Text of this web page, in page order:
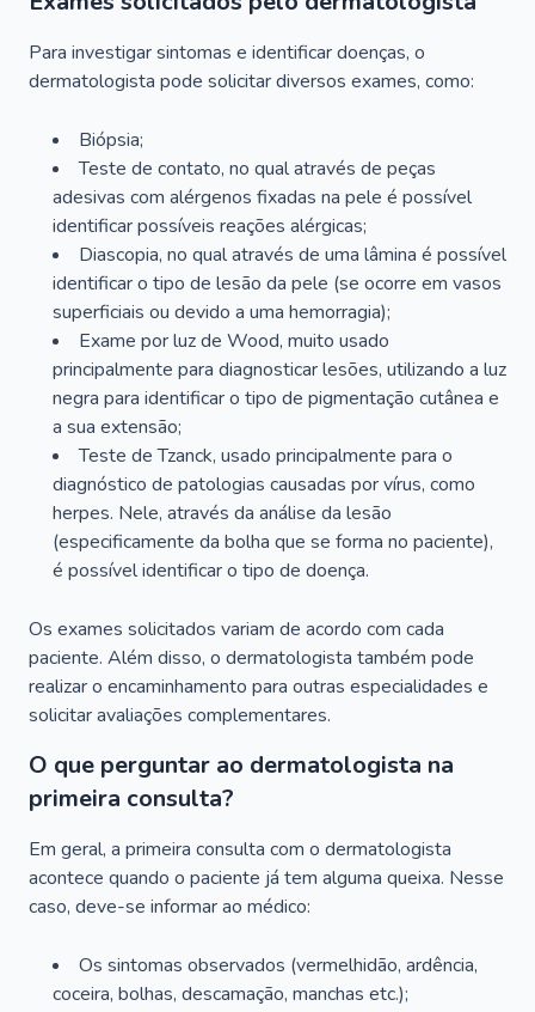
Para investigar sintomas e identificar doenças, o
dermatologista pode solicitar diversos exames, como:
Biópsia;
Teste de contato, no qual através de peças
adesivas com alérgenos fixadas na pele é possível
identificar possíveis reações alérgicas;
Diascopia, no qual através de uma lâmina é possível
identificar o tipo de lesão da pele (se ocorre em vasos
superficiais ou devido a uma hemorragia);
Exame por luz de Wood, muito usado
principalmente para diagnosticar lesões, utilizando a luz
negra para identificar o tipo de pigmentação cutânea e
a sua extensão;
Teste de Tzanck, usado principalmente para o
diagnóstico de patologias causadas por vírus, como
herpes. Nele, através da análise da lesão
(especificamente da bolha que se forma no paciente),
é possível identificar o tipo de doença.
Os exames solicitados variam de acordo com cada
paciente. Além disso, o dermatologista também pode
realizar o encaminhamento para outras especialidades e
solicitar avaliações complementares.
O que perguntar ao dermatologista na
primeira consulta?
Em geral, a primeira consulta com o dermatologista
acontece quando o paciente já tem alguma queixa. Nesse
caso, deve-se informar ao médico:
Os sintomas observados (vermelhidão, ardência,
coceira, bolhas, descamação, manchas etc.);